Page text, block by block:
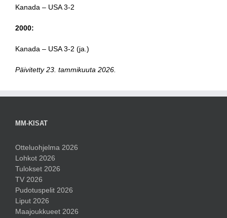
Kanada – USA 3-2
2000:
Kanada – USA 3-2 (ja.)
Päivitetty 23. tammikuuta 2026.
MM-KISAT
Otteluohjelma 2026
Lohkot 2026
Tulokset 2026
TV 2026
Pudotuspelit 2026
Liput 2026
Maajoukkueet 2026